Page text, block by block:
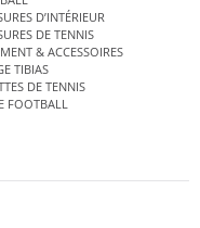
D’INTÉRIEUR
DE TENNIS
& ACCESSOIRES
TIBIAS
DE TENNIS
FOOTBALL